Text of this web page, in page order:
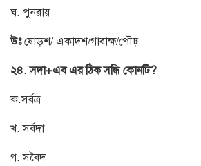
ঘ. পুনরায়
উঃষোড়শ/ একাদশ/গাবাক্ষ/পৌঢ়
২৪. সদা+এব এর ঠিক সন্ধি কোনটি?
ক.সর্বত্র
খ. সর্বদা
গ. সবৈদ